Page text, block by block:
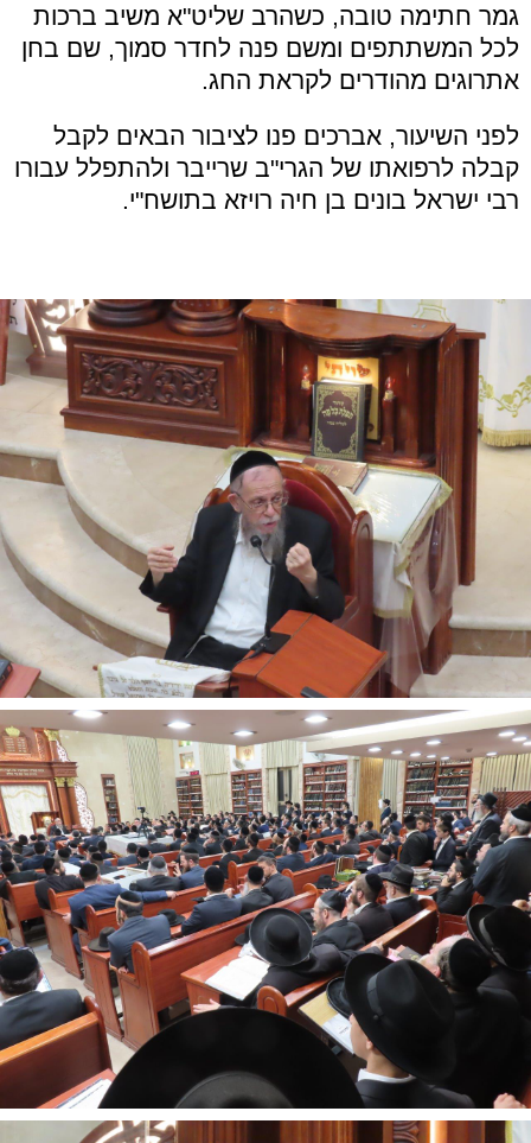
גמר חתימה טובה, כשהרב שליט"א משיב ברכות
לכל המשתתפים ומשם פנה לחדר סמוך, שם בחן
אתרוגים מהודרים לקראת החג.
לפני השיעור, אברכים פנו לציבור הבאים לקבל
קבלה לרפואתו של הגרי"ב שרייבר ולהתפלל עבורו
רבי ישראל בונים בן חיה רויזא בתושח"י.